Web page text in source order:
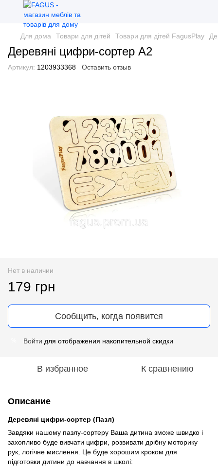
Для дома Товари для дітей Товари для дітей FagusPlay
Деревяні цифри-сортер А2
Артикул: 1203933368 Оставить отзыв
Нет в наличии
179 грн
Сообщить, когда появится
Войти для отображения накопительной скидки
В избранное К сравнению
Описание
Деревяні цифри-сортер (Пазл)
Завдяки нашому пазлу-сортеру Ваша дитина зможе швидко і
захопливо буде вивчати цифри, розвивати дрібну моторику
рук, логічне мислення. Це буде хорошим кроком для
підготовки дитини до навчання в школі: